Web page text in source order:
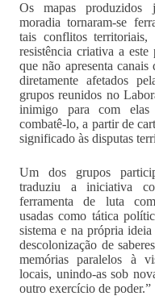
Os mapas produzidos
moradia tornaram-se
tais conflitos
resistência criativa a
que não apresenta
diretamente afetados
grupos reunidos no
inimigo para com elas
combatê-lo, a partir de
significado às disputas
Um dos grupos
traduziu a iniciativa
ferramenta de luta
usadas como tática
sistema e na própria
descolonização de
memórias paralelos à
locais, unindo-as sob
outro exercício de poder.”